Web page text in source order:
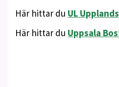
Här hittar du UL
Här hittar du Uppsala